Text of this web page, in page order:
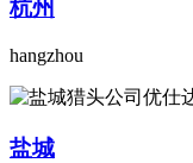
杭州
hangzhou
盐城